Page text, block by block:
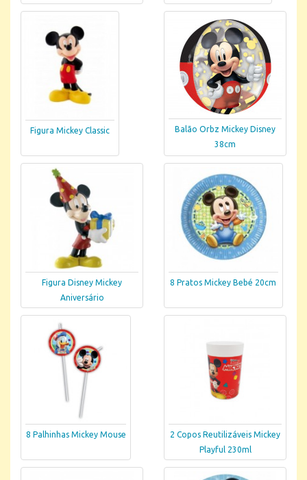
Figura Mickey Classic
Balão Orbz Mickey Disney
38cm
Figura Disney Mickey
Aniversário
8 Pratos Mickey Bebé 20cm
8 Palhinhas Mickey Mouse
2 Copos Reutilizáveis Mickey
Playful 230ml